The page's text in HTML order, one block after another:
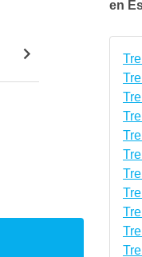
10 dic.
vie.
11 dic.
en